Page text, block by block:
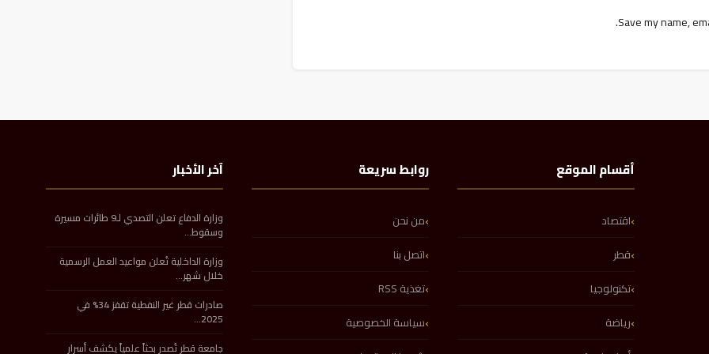
Save my name,
أقسام الموقع
اقتصاد
قطر
تكنولوجيا
رياضة
روابط سريعة
من نحن
اتصل بنا
تغذية RSS
سياسة الخصوصية
آخر الأخبار
وزارة الدفاع تعلن التصدي لـ9 طائرات مسيرة
وسقوط…
وزارة الداخلية تُعلن مواعيد العمل الرسمية
خلال شهر…
صادرات قطر غير النفطية تقفز 34% في
2025…
جامعة قطر تُصدر بحثاً علمياً يكشف أسرار